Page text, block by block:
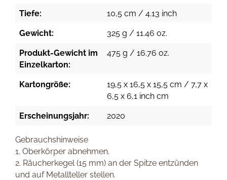
Tiefe: 10,5 cm / 4.13 inch
Gewicht: 325 g / 11.46 oz.
Produkt-Gewicht im
Einzelkarton:
475 g / 16.76 oz.
Kartongröße:
19,5 x 16,5 x 15,5 cm / 7,7 x
6,5 x 6,1 inch cm
Erscheinungsjahr: 2020
Gebrauchshinweise
1. Oberkörper abnehmen.
2. Räucherkegel (15 mm) an der Spitze entzünden
und auf Metallteller stellen.